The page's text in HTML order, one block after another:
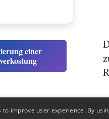
einer
to improve user experience. By